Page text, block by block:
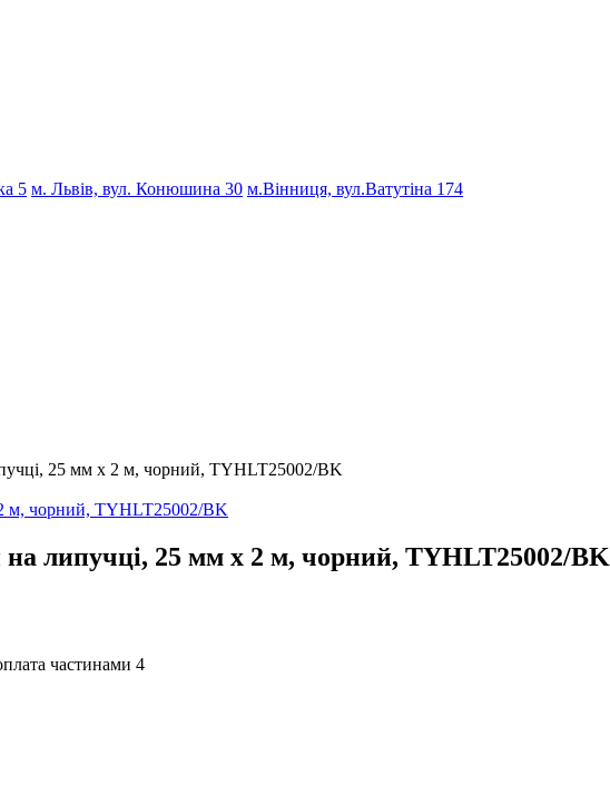
5 м. Львів, вул. Конюшина 30 м.Вінниця, вул.Ватутіна 174
25 мм х 2 м, чорний, TYHLT25002/BK
на липучці, 25 мм х 2 м, чорний, TYHLT25002/BK
4